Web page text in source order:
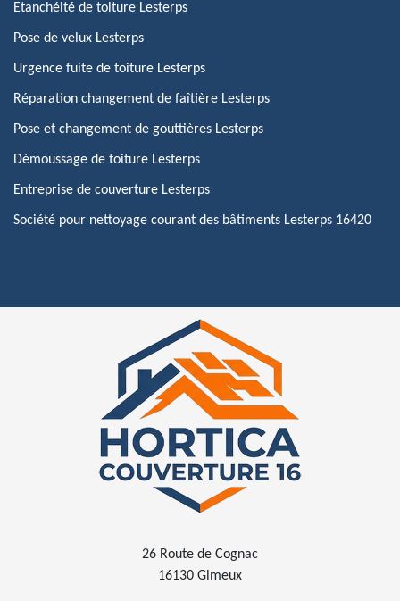
Etanchéité de toiture Lesterps
Pose de velux Lesterps
Urgence fuite de toiture Lesterps
Réparation changement de faîtière Lesterps
Pose et changement de gouttières Lesterps
Démoussage de toiture Lesterps
Entreprise de couverture Lesterps
Société pour nettoyage courant des bâtiments Lesterps 16420
26 Route de Cognac
16130 Gimeux